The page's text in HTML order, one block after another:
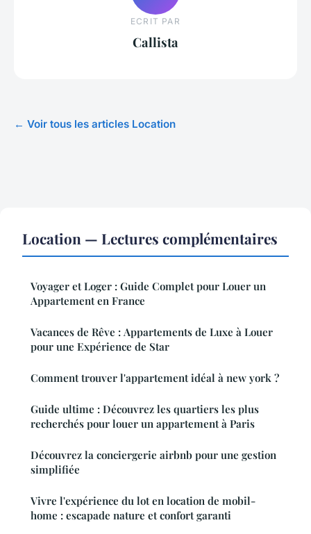
ECRIT PAR
Callista
← Voir tous les articles Location
Location — Lectures complémentaires
Voyager et Loger : Guide Complet pour Louer un
Appartement en France
Vacances de Rêve : Appartements de Luxe à Louer
pour une Expérience de Star
Comment trouver l'appartement idéal à new york ?
Guide ultime : Découvrez les quartiers les plus
recherchés pour louer un appartement à Paris
Découvrez la conciergerie airbnb pour une gestion
simplifiée
Vivre l'expérience du lot en location de mobil-
home : escapade nature et confort garanti